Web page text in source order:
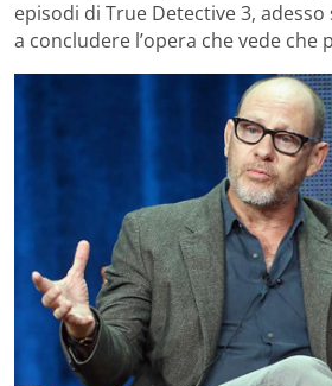
episodi di True Detective 3,
a concludere l’opera che vede che